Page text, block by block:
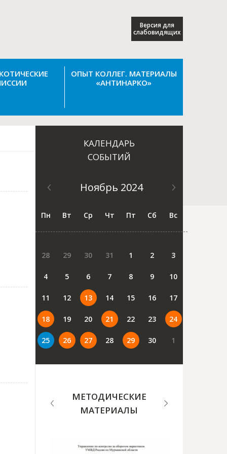
Версия для
слабовидящих
ОПЫТ КОЛЛЕГ. МАТЕРИАЛЫ
«АНТИНАРКО»
КАЛЕНДАРЬ
СОБЫТИЙ
Ноябрь 2024
Пн Вт Ср Чт Пт Сб Вс
28 29 30 31 1 2 3
4 5 6 7 8 9 10
11 12 13 14 15 16 17
18 19 20 21 22 23 24
25 26 27 28 29 30 1
МЕТОДИЧЕСКИЕ
МАТЕРИАЛЫ